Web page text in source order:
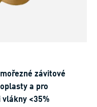
závitové
a pro
<35%